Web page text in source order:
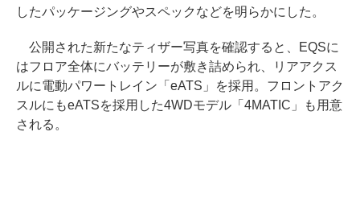
したパッケージングやスペックなどを明らかにした。
公開された新たなティザー写真を確認すると、EQSに
はフロア全体にバッテリーが敷き詰められ、リアアクス
ルに電動パワートレイン「eATS」を採用。フロントアク
スルにもeATSを採用した4WDモデル「4MATIC」も用意
される。